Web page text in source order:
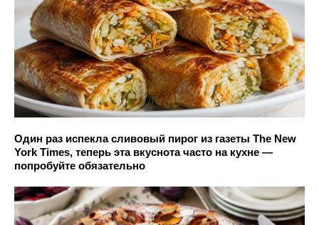
Один раз испекла сливовый пирог из газеты The New
York Times, теперь эта вкуснота часто на кухне —
попробуйте обязательно